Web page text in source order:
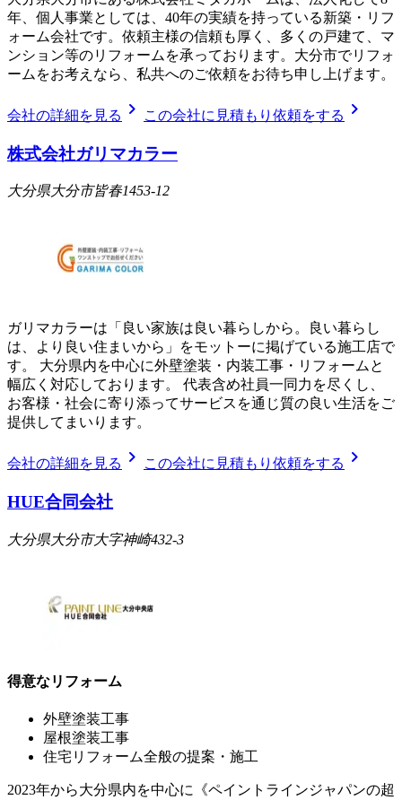
年、個人事業としては、40年の実績を持っている新築・リフ
ォーム会社です。依頼主様の信頼も厚く、多くの戸建て、マ
ンション等のリフォームを承っております。大分市でリフォ
ームをお考えなら、私共へのご依頼をお待ち申し上げます。
会社の詳細を見る chevron_right この会社に見積もり依頼をする chevron_right
株式会社ガリマカラー
大分県大分市皆春1453-12
ガリマカラーは「良い家族は良い暮らしから。良い暮らし
は、より良い住まいから」をモットーに掲げている施工店で
す。 大分県内を中心に外壁塗装・内装工事・リフォームと
幅広く対応しております。 代表含め社員一同力を尽くし、
お客様・社会に寄り添ってサービスを通じ質の良い生活をご
提供してまいります。
会社の詳細を見る chevron_right この会社に見積もり依頼をする chevron_right
HUE合同会社
大分県大分市大字神崎432-3
得意なリフォーム
外壁塗装工事
屋根塗装工事
住宅リフォーム全般の提案・施工
2023年から大分県内を中心に《ペイントラインジャパンの超